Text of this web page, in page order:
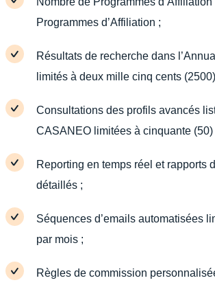
Programmes d’Affiliation ;
Résultats de recherche dans
limités à deux mille cinq cents
Consultations des profils avancés
CASANEO limitées à cinquante (50)
Reporting en temps réel et rapports
détaillés ;
Séquences d’emails automatisées
par mois ;
Règles de commission